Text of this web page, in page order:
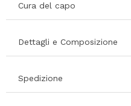
Cura del capo
Dettagli e Composizione
Spedizione